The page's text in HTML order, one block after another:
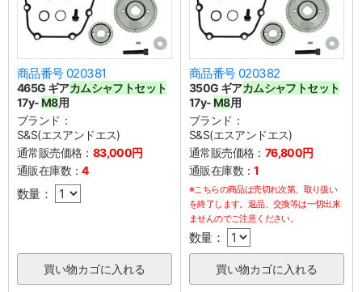
商品番号 020381
465G ギアカムシャフトセット
17y-M8用
ブランド：
S&S(エスアンドエス)
通常販売価格： 83,000円
通販在庫数：4
数量：
商品番号 020382
350G ギアカムシャフトセット
17y-M8用
ブランド：
S&S(エスアンドエス)
通常販売価格： 76,800円
通販在庫数：1
※こちらの商品は売切れ次第、取り扱い
を終了します。返品、交換等は一切出来
ませんのでご注意ください。
数量：